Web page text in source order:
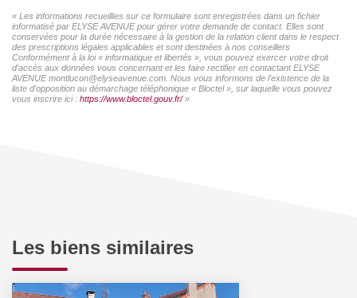
« Les informations recueillies sur ce formulaire sont enregistrées dans un fichier
informatisé par ELYSE AVENUE pour gérer votre demande de contact. Elles sont
conservées pour la durée nécessaire à la gestion de la relation client dans le respect
des prescriptions légales applicables et sont destinées à nos conseillers
Conformément à la loi « informatique et libertés », vous pouvez exercer votre droit
d'accès aux données vous concernant et les faire rectifier en contactant ELYSE
AVENUE montlucon@elyseavenue.com. Nous vous informons de l'existence de la
liste d'opposition au démarchage téléphonique « Bloctel », sur laquelle vous pouvez
vous inscrire ici : https://www.bloctel.gouv.fr/»
Les biens similaires